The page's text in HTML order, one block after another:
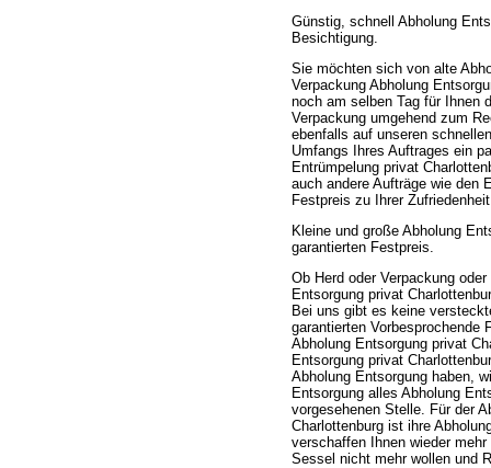
Günstig, schnell Abholung
Besichtigung.
Sie möchten sich von alte
Verpackung Abholung
noch am selben Tag für Ihnen
Verpackung umgehend zum
ebenfalls auf unseren
Umfangs Ihres Auftrages ein
Entrümpelung privat
auch andere Aufträge wie den
Festpreis zu Ihrer
Kleine und große Abholung
garantierten Festpreis.
Ob Herd oder Verpackung
Entsorgung privat
Bei uns gibt es keine
garantierten Vorbesprochende
Abholung Entsorgung privat
Entsorgung privat
Abholung Entsorgung haben,
Entsorgung alles Abholung
vorgesehenen Stelle. Für der
Charlottenburg ist ihre
verschaffen Ihnen wieder
Sessel nicht mehr wollen und